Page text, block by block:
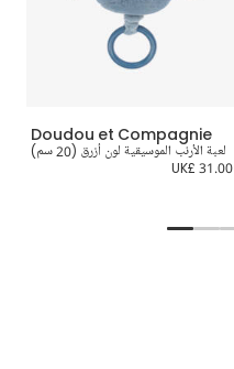
Doudou et Compagnie
لعبة الأرنب الموسيقية لون أزرق (20 سم)
UK£ 31.00